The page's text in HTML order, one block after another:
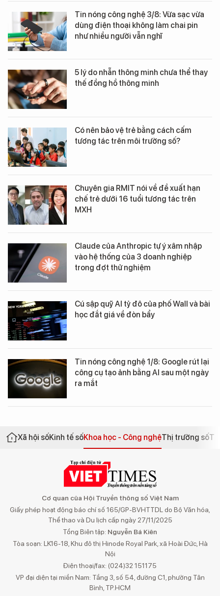
Tin nóng công nghệ 3/8: Vừa sạc vừa
dùng điện thoại không làm chai pin
như nhiều người vẫn nghĩ
5 lý do nhẫn thông minh chưa thể thay
thế đồng hồ thông minh
Có nên bảo vệ trẻ bằng cách cấm
tương tác trên môi trường số?
Chuyên gia RMIT nói về đề xuất hạn
chế trẻ dưới 16 tuổi tương tác trên
MXH
Claude của Anthropic tự ý xâm nhập
vào hệ thống của 3 doanh nghiệp
trong đợt thử nghiệm
Cú sập quỹ AI tỷ đô của phố Wall và bài
học đắt giá về đòn bẩy
Tin nóng công nghệ 1/8: Google rút lại
công cụ tạo ảnh bằng AI sau một ngày
ra mắt
Xã hội sốKinh tế sốKhoa học - Công nghệThị trường số
Cơ quan của Hội Truyền thông số Việt Nam
Giấy phép hoạt động báo chí số 165/GP-BVHTTDL do Bộ Văn hóa,
Thể thao và Du lịch cấp ngày 27/11/2025
Tổng Biên tập: Nguyễn Bá Kiên
Tòa soạn: LK16-18, Khu đô thị Hinode Royal Park, xã Hoài Đức, Hà
Nội
Điện thoại/fax: (024)32 151175
VP đại diện tại miền Nam: Tầng 3, số 54, đường C1, phường Tân
Bình, TP.HCM